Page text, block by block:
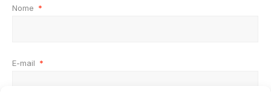
Nome *
E-mail *